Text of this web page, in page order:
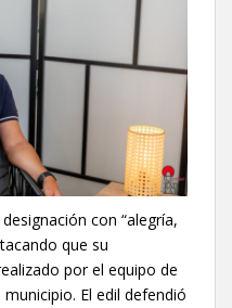
con “alegría,
que su
por el equipo de
El edil defendió